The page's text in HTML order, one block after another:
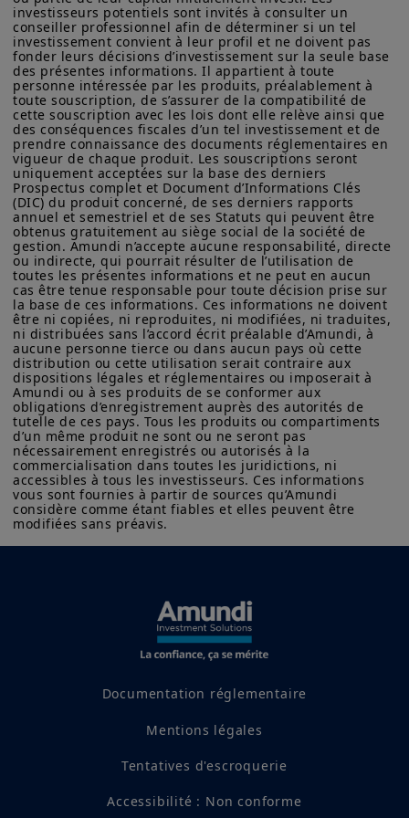
afin de préserver la valeur des
portefeuilles d’investissement. Aussi
dans la perspective que nos activités
d’engagement permettent d’obtenir un
véritable impact, elles couvrent unlarge
champ d’application, font preuve d’une
grande profondeuret offrent une
cohérencedans le temps ainsi qu’entre
les régions et les facteurs de durabilité.
Principaux résultats
de notre engagement
en 2024
indicatif et constituent une présentation générale de nos
produits et services. Ces informations ne sont pas exhaustives,
peuvent évoluer dans le temps et être mises à jour par Amundi
Asset Management, sans préavis et à tout moment.
Votre accès à ce site est soumis au respect de la
réglementation française en vigueur et aux «Mentions légales /
Conditions générales d’accès au site».
En choisissant d’accéder à notre site, vous reconnaissez avoir
pris connaissance de ces Conditions et les avoir acceptées.
Nous vous conseillons, dans votre intérêt, de les lire
attentivement.
investisseurs potentiels sont invités à consulter un
conseiller professionnel afin de déterminer si un tel
investissement convient à leur profil et ne doivent pas
fonder leurs décisions d’investissement sur la seule base
des présentes informations. Il appartient à toute
personne intéressée par les produits, préalablement à
toute souscription, de s’assurer de la compatibilité de
cette souscription avec les lois dont elle relève ainsi que
des conséquences fiscales d’un tel investissement et de
prendre connaissance des documents réglementaires en
vigueur de chaque produit. Les souscriptions seront
uniquement acceptées sur la base des derniers
Prospectus complet et Document d’Informations Clés
(DIC) du produit concerné, de ses derniers rapports
annuel et semestriel et de ses Statuts qui peuvent être
obtenus gratuitement au siège social de la société de
gestion. Amundi n’accepte aucune responsabilité, directe
ou indirecte, qui pourrait résulter de l’utilisation de
toutes les présentes informations et ne peut en aucun
cas être tenue responsable pour toute décision prise sur
la base de ces informations. Ces informations ne doivent
être ni copiées, ni reproduites, ni modifiées, ni traduites,
ni distribuées sans l’accord écrit préalable d’Amundi, à
aucune personne tierce ou dans aucun pays où cette
distribution ou cette utilisation serait contraire aux
dispositions légales et réglementaires ou imposerait à
Amundi ou à ses produits de se conformer aux
obligations d’enregistrement auprès des autorités de
tutelle de ces pays. Tous les produits ou compartiments
d’un même produit ne sont ou ne seront pas
nécessairement enregistrés ou autorisés à la
commercialisation dans toutes les juridictions, ni
accessibles à tous les investisseurs. Ces informations
vous sont fournies à partir de sources qu’Amundi
considère comme étant fiables et elles peuvent être
modifiées sans préavis.
Documentation réglementaire
Mentions légales
Tentatives d'escroquerie
Accessibilité : Non conforme